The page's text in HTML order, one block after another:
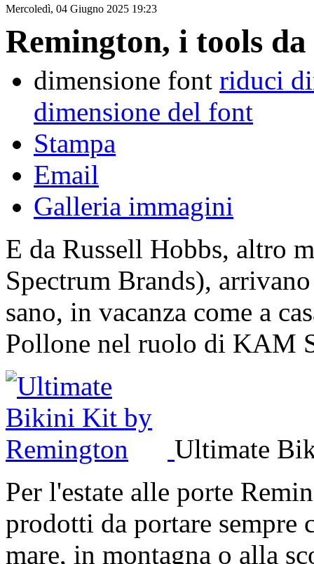
Mercoledì, 04 Giugno 2025 19:23
Remington, i tools
dimensione font riduci
dimensione del font
Stampa
Email
Galleria immagini
E da Russell Hobbs, altro
Spectrum Brands),
sano, in vacanza come a
Pollone nel ruolo di KAM
Ultimate
Per l'estate alle porte
prodotti da portare sempre
mare, in montagna o alla